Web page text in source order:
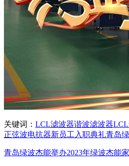
关键词： LCL滤波器谐波滤波器
正弦波电抗器新员工 入职典礼青岛
青岛绿波杰能举办2023年绿波杰能